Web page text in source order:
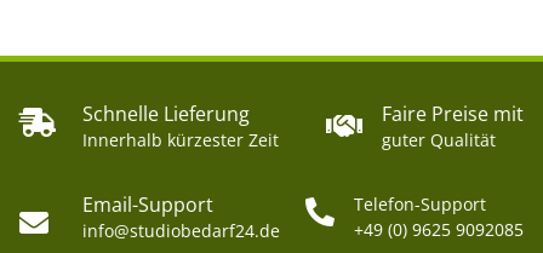
Schnelle Lieferung
Innerhalb kürzester Zeit
Faire Preise mit
guter Qualität
Email-Support
info@studiobedarf24.de
Telefon-Support
+49 (0) 9625 9092085